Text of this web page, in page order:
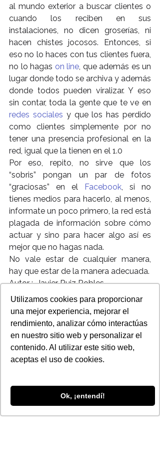
Utilizamos cookies para proporcionar
una mejor experiencia, mejorar el
rendimiento, analizar cómo interactúas
en nuestro sitio web y personalizar el
contenido. Al utilizar este sitio web,
aceptas el uso de cookies.
Ok, ¡entendí!
al mundo exterior a buscar clientes o
cuando los reciben en sus
instalaciones, no dicen groserías, ni
hacen chistes jocosos. Entonces, si
eso no lo haces con tus clientes fuera,
no lo hagas on line, que además es un
lugar donde todo se archiva y además
donde todos pueden viralizar. Y eso
redes sociales y que los has perdido
como clientes simplemente por no
tener una presencia profesional en la
red, igual que la tienen en el 1.0
Por eso, repito, no sirve que los
“sobris” pongan un par de fotos
“graciosas” en el
Facebook, si no
tienes medios para hacerlo, al menos,
informate un poco primero, la red está
plagada de información sobre cómo
actuar y sino para hacer algo así es
mejor que no hagas nada.
No vale estar de cualquier manera,
hay que estar de la manera adecuada.
Autor :  Javier Ruiz Robles
Para nosotros es importante y muy
valiosa tu opinión sobre este blog !
Déjanos saber cual es y sabremos
como mejorar !
Visitenos en
: http//www.rampapublicidad.com
www.twitter.com/@rampapublicidad
https://plus.google.com/u/0/101670